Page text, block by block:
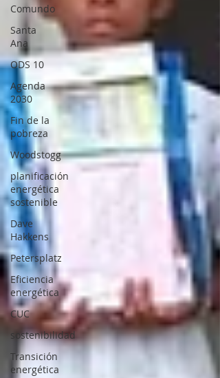
Comundo
Santa
Ana
ODS 10
Agenda
2030
Fin de la
pobreza
Woodstogg
planificación
energética
sostenible
Dave
Hakkens
Petersplatz
Eficiencia
energética
CUC
sostenibilidad
Transición
energética